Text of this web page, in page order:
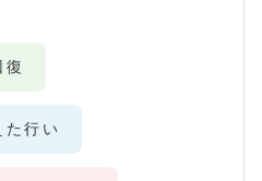
行い